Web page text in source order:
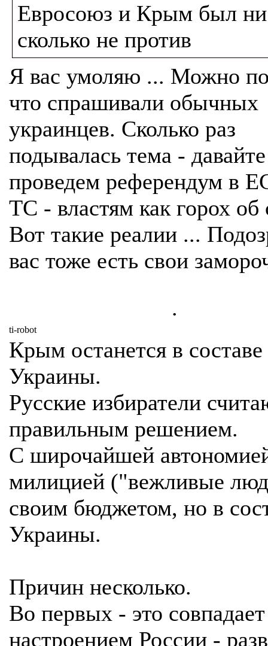
Евросоюз и Крым был ни
сколько не против
Я вас умоляю ... Можно
что спрашивали обычных
украинцев. Сколько раз
подывалась тема - давайте
проведем референдум в
ТС - властям как горох об
Вот такие реалии ...
вас тоже есть свои
.
ti-robot
Крым останется в составе
Украины.
Русские избиратели
правильным решением.
С широчайшей
милицией ("вежливые
своим бюджетом, но в
Украины.
Причин несколько.
Во первых - это
настроением России -